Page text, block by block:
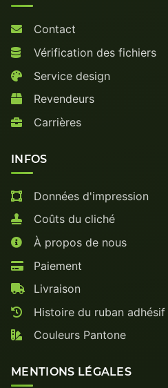
Contact
Vérification des fichiers
Service design
Revendeurs
Carrières
INFOS
Données d'impression
Coûts du cliché
À propos de nous
Paiement
Livraison
Histoire du ruban adhésif
Couleurs Pantone
MENTIONS LÉGALES